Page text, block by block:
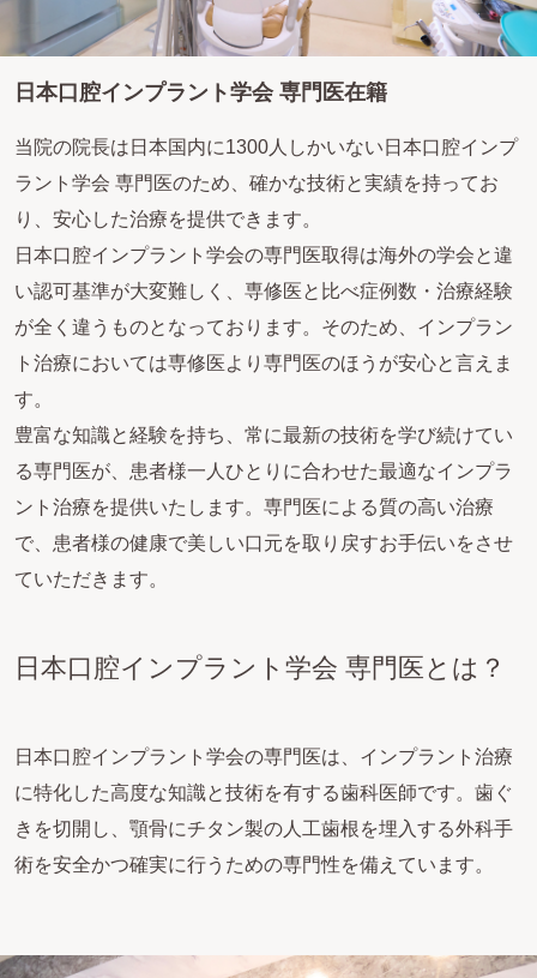
日本口腔インプラント学会 専門医在籍
当院の院長は日本国内に1300人しかいない日本口腔インプ
ラント学会 専門医のため、確かな技術と実績を持ってお
り、安心した治療を提供できます。
日本口腔インプラント学会の専門医取得は海外の学会と違
い認可基準が大変難しく、専修医と比べ症例数・治療経験
が全く違うものとなっております。そのため、インプラン
ト治療においては専修医より専門医のほうが安心と言えま
す。
豊富な知識と経験を持ち、常に最新の技術を学び続けてい
る専門医が、患者様一人ひとりに合わせた最適なインプラ
ント治療を提供いたします。専門医による質の高い治療
で、患者様の健康で美しい口元を取り戻すお手伝いをさせ
ていただきます。
日本口腔インプラント学会 専門医とは？
日本口腔インプラント学会の専門医は、インプラント治療
に特化した高度な知識と技術を有する歯科医師です。歯ぐ
きを切開し、顎骨にチタン製の人工歯根を埋入する外科手
術を安全かつ確実に行うための専門性を備えています。